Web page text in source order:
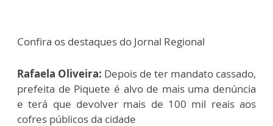
Confira os destaques do Jornal Regional
Rafaela Oliveira: Depois de ter mandato cassado,
prefeita de Piquete é alvo de mais uma denúncia
e terá que devolver mais de 100 mil reais aos
cofres públicos da cidade